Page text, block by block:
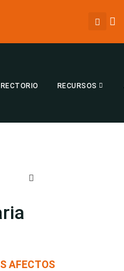
RECURSOS
AFECTOS